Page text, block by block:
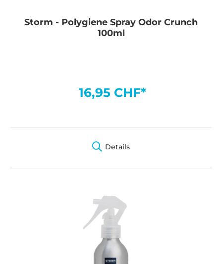
Storm - Polygiene Spray Odor Crunch
100ml
16,95 CHF*
Details